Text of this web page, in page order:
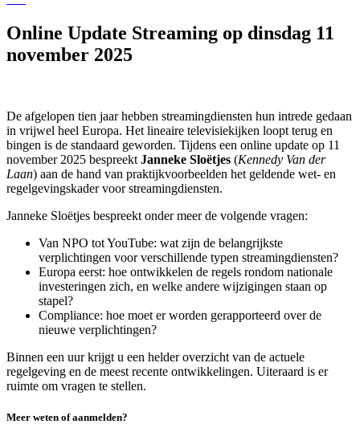
Online Update Streaming op dinsdag 11
november 2025
De afgelopen tien jaar hebben streamingdiensten hun intrede gedaan
in vrijwel heel Europa. Het lineaire televisiekijken loopt terug en
bingen is de standaard geworden. Tijdens een online update op 11
november 2025 bespreekt Janneke Sloëtjes (Kennedy Van der
Laan) aan de hand van praktijkvoorbeelden het geldende wet- en
regelgevingskader voor streamingdiensten.
Janneke Sloëtjes bespreekt onder meer de volgende vragen:
Van NPO tot YouTube: wat zijn de belangrijkste
verplichtingen voor verschillende typen streamingdiensten?
Europa eerst: hoe ontwikkelen de regels rondom nationale
investeringen zich, en welke andere wijzigingen staan op
stapel?
Compliance: hoe moet er worden gerapporteerd over de
nieuwe verplichtingen?
Binnen een uur krijgt u een helder overzicht van de actuele
regelgeving en de meest recente ontwikkelingen. Uiteraard is er
ruimte om vragen te stellen.
Meer weten of aanmelden?